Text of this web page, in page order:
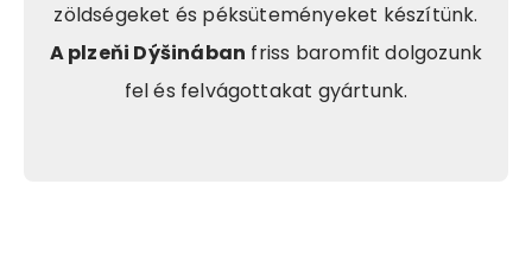
zöldségeket és péksüteményeket készítünk.
A plzeňi Dýšinában friss baromfit dolgozunk
fel és felvágottakat gyártunk.